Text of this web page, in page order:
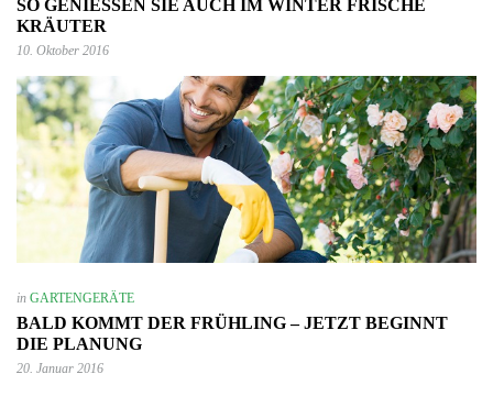
SO GENIESSEN SIE AUCH IM WINTER FRISCHE K
RÄUTER
10. Oktober 2016
in GARTENGERÄTE
BALD KOMMT DER FRÜHLING – JETZT BEGINNT
DIE PLANUNG
20. Januar 2016